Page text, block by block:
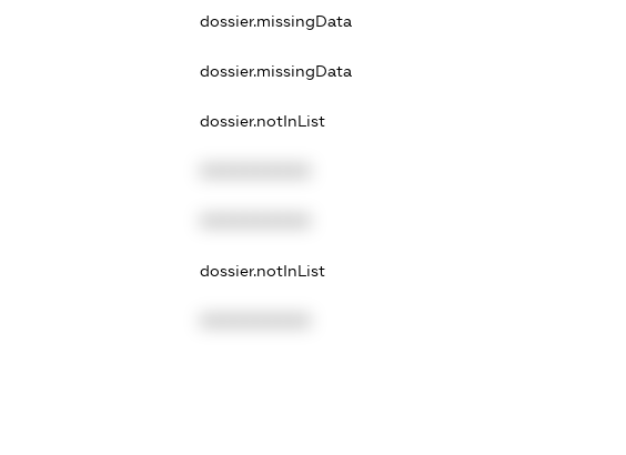
dossier.missingData
dossier.missingData
dossier.notInList
dossier.notInList